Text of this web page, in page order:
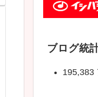
ブログ統
195,383